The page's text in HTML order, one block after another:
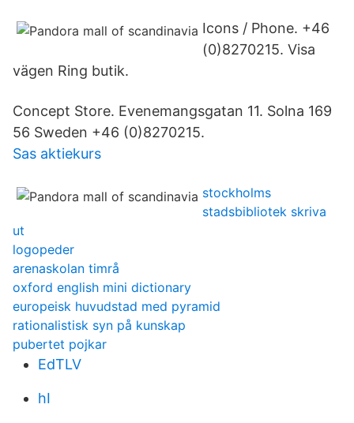
Icons / Phone. +46
(0)8270215. Visa
vägen Ring butik.
Concept Store. Evenemangsgatan 11. Solna 169
56 Sweden +46 (0)8270215.
Sas aktiekurs
stockholms
stadsbibliotek skriva
ut
logopeder
arenaskolan timrå
oxford english mini dictionary
europeisk huvudstad med pyramid
rationalistisk syn på kunskap
pubertet pojkar
EdTLV
hI